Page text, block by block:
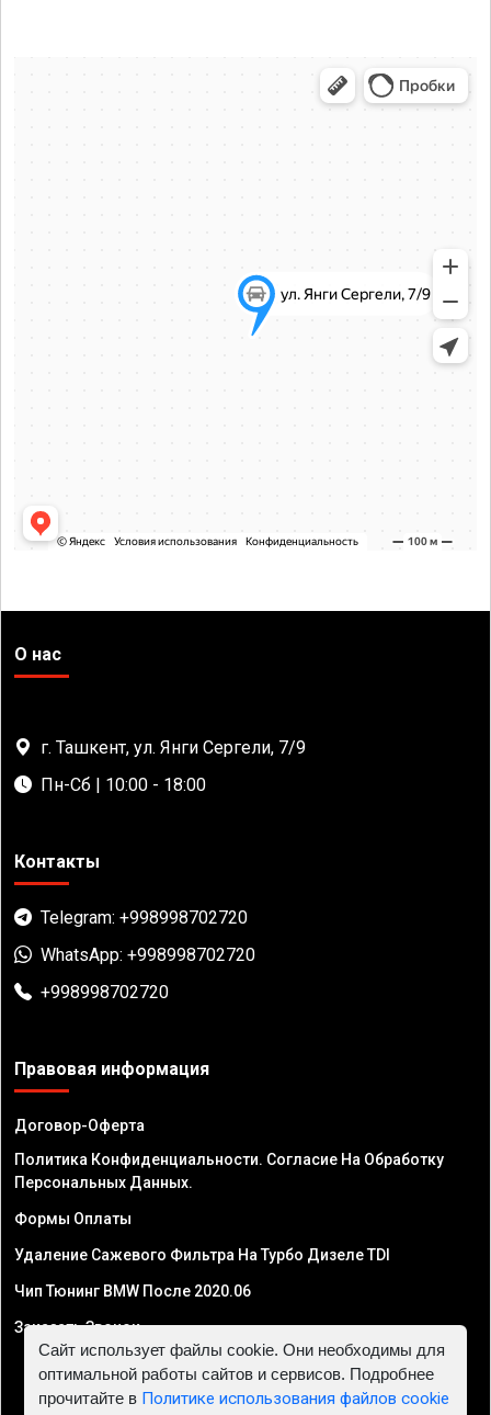
О нас
г. Ташкент, ул. Янги Сергели, 7/9
Пн-Сб | 10:00 - 18:00
Контакты
Telegram: +998998702720
WhatsApp: +998998702720
+998998702720
Правовая информация
Договор-Оферта
Политика Конфиденциальности. Согласие На Обработку
Персональных Данных.
Формы Оплаты
Удаление Сажевого Фильтра На Турбо Дизеле TDI
Чип Тюнинг BMW После 2020.06
Заказать Звонок
Сайт использует файлы cookie. Они необходимы для
оптимальной работы сайтов и сервисов. Подробнее
прочитайте в Политике использования файлов cookie